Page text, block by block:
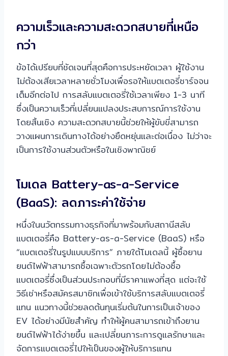
ความเร็วและความสะดวกสบายที่เหนือ
กว่า
ข้อได้เปรียบที่ชัดเจนที่สุดคือการประหยัดเวลา ผู้ใช้งาน
ไม่ต้องเสียเวลาหลายชั่วโมงเพื่อรอให้แบตเตอรี่ชาร์จจน
เต็มอีกต่อไป การสลับแบตเตอรี่ใช้เวลาเพียง 1-3 นาที
ซึ่งเป็นความเร็วที่เปลี่ยนแปลงประสบการณ์การใช้งาน
โดยสิ้นเชิง ความสะดวกสบายนี้ช่วยให้ผู้ขับขี่สามารถ
วางแผนการเดินทางได้อย่างยืดหยุ่นและต่อเนื่อง ไม่ว่าจะ
เป็นการใช้งานส่วนตัวหรือในเชิงพาณิชย์
โมเดล Battery-as-a-Service
(BaaS): ลดภาระค่าใช้จ่าย
หนึ่งในนวัตกรรมทางธุรกิจที่มาพร้อมกับสถานีสลับ
แบตเตอรี่คือ Battery-as-a-Service (BaaS) หรือ
“แบตเตอรี่ในรูปแบบบริการ” ภายใต้โมเดลนี้ ผู้ซื้อยาน
ยนต์ไฟฟ้าสามารถซื้อเฉพาะตัวรถโดยไม่ต้องซื้อ
แบตเตอรี่ซึ่งเป็นส่วนประกอบที่มีราคาแพงที่สุด แต่จะใช้
วิธีเช่าหรือสมัครสมาชิกเพื่อเข้าใช้บริการสลับแบตเตอรี่
แทน แนวทางนี้ช่วยลดต้นทุนเริ่มต้นในการเป็นเจ้าของ
EV ได้อย่างมีนัยสำคัญ ทำให้ผู้คนสามารถเข้าถึงยาน
ยนต์ไฟฟ้าได้ง่ายขึ้น และเปลี่ยนภาระการดูแลรักษาและ
จัดการแบตเตอรี่ไปให้เป็นของผู้ให้บริการแทน